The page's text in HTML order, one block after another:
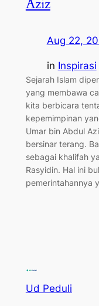
Aziz
Aug 22,
in Inspirasi
Sejarah Islam
yang membawa
kita berbicara
kepemimpinan
Umar bin Abdul
bersinar terang.
sebagai khalifah
Rasyidin. Hal ini
pemerintahannya
Ud Peduli